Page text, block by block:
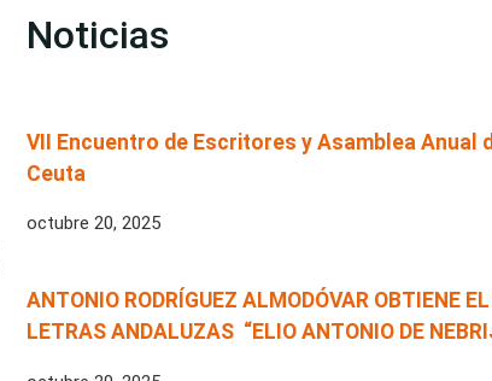
Noticias
VII Encuentro de Escritores y Asamblea Anual
Ceuta
octubre 20, 2025
ANTONIO RODRÍGUEZ ALMODÓVAR OBTIENE
LETRAS ANDALUZAS “ELIO ANTONIO DE